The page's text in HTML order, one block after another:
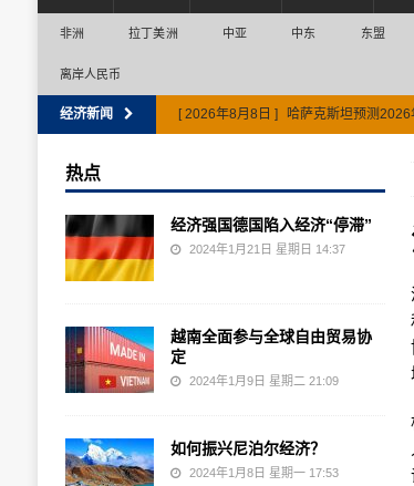
非洲 拉丁美洲 中亚 中东 东盟
离岸人民币
经济新闻 [ 2026年8月8日 ] 哈萨克斯坦预测
热点
经济强国德国陷入经济“停滞”
2024年1月21日 星期日 14:37
越南全面参与全球自由贸易协
定
2024年1月9日 星期二 21:09
如何振兴尼泊尔经济？
2024年1月8日 星期一 17:53